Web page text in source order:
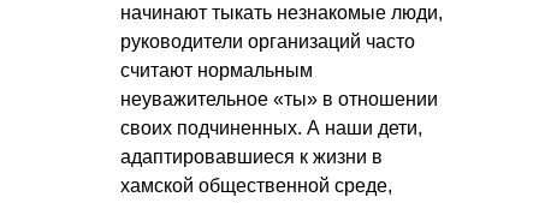
начинают тыкать незнакомые люди,
руководители организаций часто
считают нормальным
неуважительное «ты» в отношении
своих подчиненных. А наши дети,
адаптировавшиеся к жизни в
хамской общественной среде,